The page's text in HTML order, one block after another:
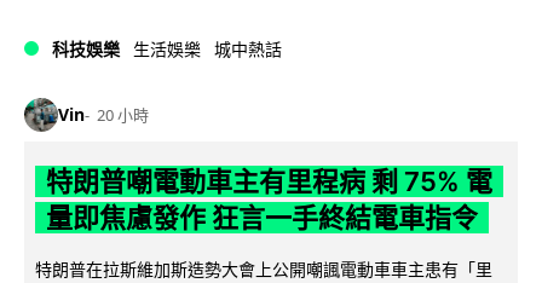
科技娛樂 生活娛樂 城中熱話
Vin 20 小時
特朗普嘲電動車主有里程病 剩 75% 電
量即焦慮發作 狂言一手終結電車指令
特朗普在拉斯維加斯造勢大會上公開嘲諷電動車車主患有「里